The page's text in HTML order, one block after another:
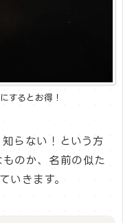
するとお得！
らない！という方
のか、名前の似た
いきます。